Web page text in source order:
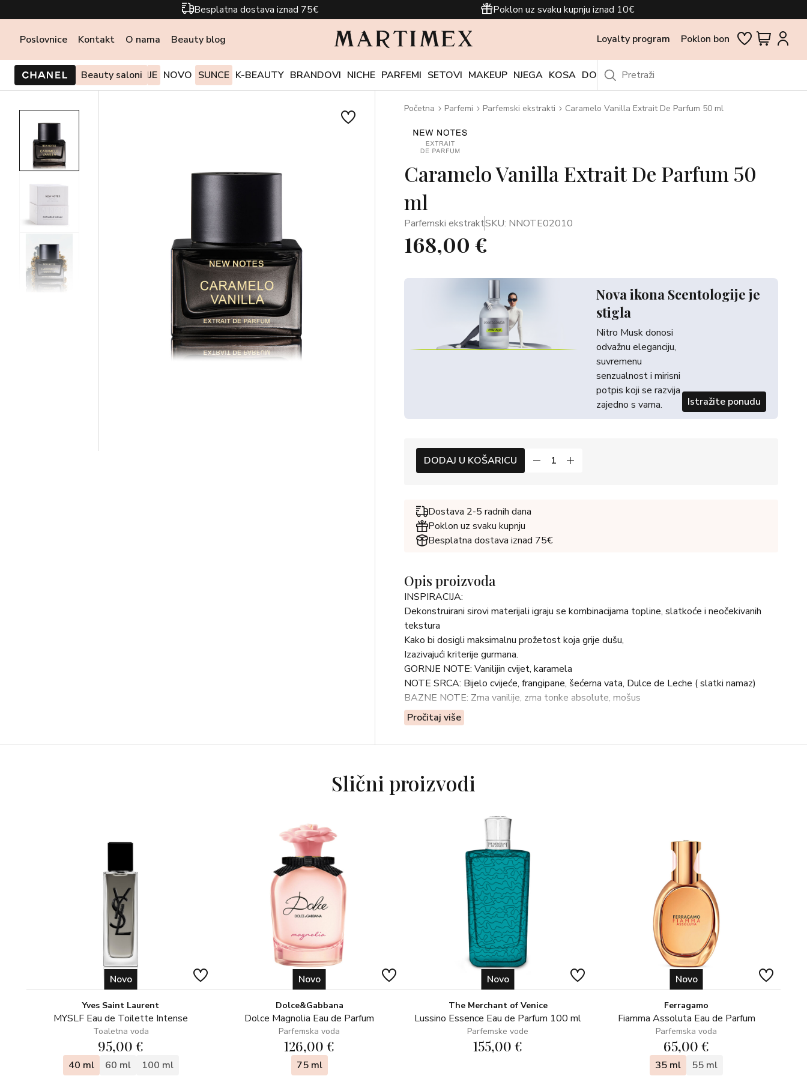
Besplatna dostava iznad 75€ Poklon uz svaku kupnju iznad 10€
Poslovnice Kontakt O nama Beauty blog Loyalty program Poklon bon
Beauty saloni
PONUDE I AKCIJE NOVO SUNCE K-BEAUTY BRANDOVI NICHE PARFEMI SETOVI MAKEUP NJEGA KOSA DODACI OUTLET
Početna Parfemi Parfemski ekstrakti Caramelo Vanilla Extrait De Parfum 50 ml
Caramelo Vanilla Extrait De Parfum 50
ml
Parfemski ekstraktSKU: NNOTE02010
168,00 €
Nova ikona Scentologije je
stigla
Nitro Musk donosi
odvažnu eleganciju,
suvremenu
senzualnost i mirisni
potpis koji se razvija
zajedno s vama.
Istražite ponudu
DODAJ U KOŠARICU
Dostava 2-5 radnih dana
Poklon uz svaku kupnju
Besplatna dostava iznad 75€
Opis proizvoda
INSPIRACIJA:
Dekonstruirani sirovi materijali igraju se kombinacijama topline, slatkoće i neočekivanih
tekstura
Kako bi dosigli maksimalnu prožetost koja grije dušu,
Izazivajući kriterije gurmana.
GORNJE NOTE: Vanilijin cvijet, karamela
NOTE SRCA: Bijelo cvijeće, frangipane, šećerna vata, Dulce de Leche ( slatki namaz)
BAZNE NOTE: Zrna vanilije, zrna tonke absolute, mošus
Pročitaj više
Slični proizvodi
Novo
Yves Saint Laurent
MYSLF Eau de Toilette Intense
Toaletna voda
95,00 €
40 ml 60 ml 100 ml
Novo
Dolce&Gabbana
Dolce Magnolia Eau de Parfum
Parfemska voda
126,00 €
75 ml
Novo
The Merchant of Venice
Lussino Essence Eau de Parfum 100 ml
Parfemske vode
155,00 €
Novo
Ferragamo
Fiamma Assoluta Eau de Parfum
Parfemska voda
65,00 €
35 ml 55 ml